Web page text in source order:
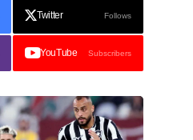
Twitter Follows
YouTube Subscribers